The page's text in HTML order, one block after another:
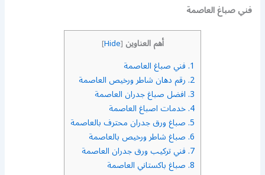
فني صباغ العاصمة
أهم العناوين [
Hide
]
1. فني صباغ العاصمة
2. رقم دهان شاطر ورخيص العاصمة
3. افضل صباغ جدران العاصمة
4. خدمات اصباغ العاصمة
5. صباغ ورق جدران محترف بالعاصمة
6. صباغ شاطر ورخيص بالعاصمة
7. فني تركيب ورق جدران العاصمة
8. صباغ باكستاني العاصمة